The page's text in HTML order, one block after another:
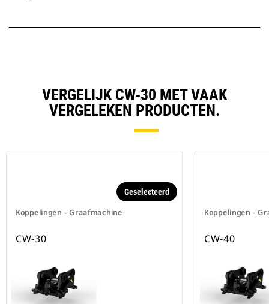
VERGELIJK CW-30 MET VAAK
VERGELEKEN PRODUCTEN.
Koppelingen - Graafmachine
Geselecteerd
CW-30
Koppelingen -
CW-40